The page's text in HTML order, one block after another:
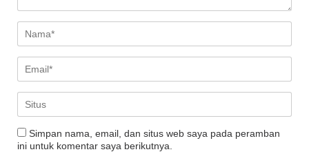
Simpan nama, email, dan situs web saya pada peramban
ini untuk komentar saya berikutnya.